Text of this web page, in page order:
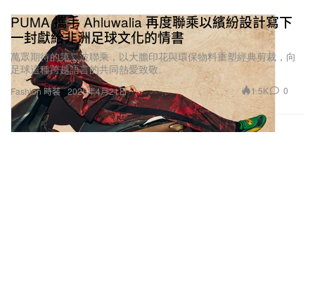
Fashion 時裝
PUMA 攜手 Ahluwalia 再度聯乘以繽紛設計寫下
一封獻給非洲足球文化的情書
萬眾期待的第二波聯乘，以大膽印花與環保物料重塑經典剪裁，向
足球這種跨越語言的共同熱愛致敬。
2026年4月21日 1.5K 0